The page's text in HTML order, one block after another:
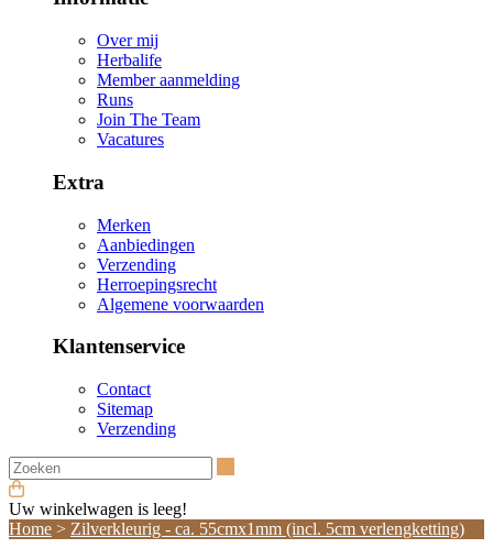
Over mij
Herbalife
Member aanmelding
Runs
Join The Team
Vacatures
Extra
Merken
Aanbiedingen
Verzending
Herroepingsrecht
Algemene voorwaarden
Klantenservice
Contact
Sitemap
Verzending
Uw winkelwagen is leeg!
Home > Zilverkleurig - ca. 55cmx1mm (incl. 5cm verlengketting)